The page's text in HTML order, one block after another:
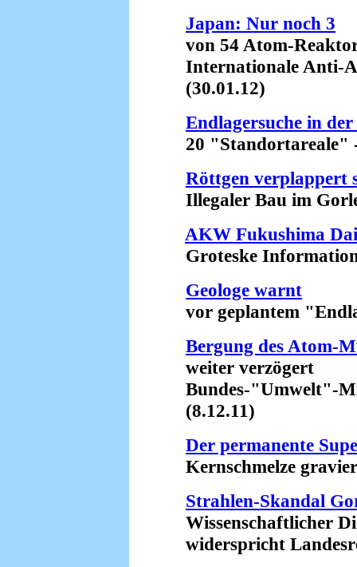
Japan: Nur noch 3
von 54 Atom-
Internationale Anti-
(30.01.12)
Endlagersuche in der
20 "Standortareale" -
Röttgen verplappert
Illegaler Bau im
AKW Fukushima
Groteske
Geologe warnt
vor geplantem
Bergung des Atom-
weiter verzögert
Bundes-"Umwelt"-
(8.12.11)
Der permanente
Kernschmelze
Strahlen-Skandal
Wissenschaftlicher
widerspricht